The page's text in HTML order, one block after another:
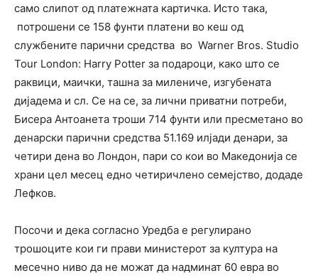
само слипот од платежната картичка. Исто така,
потрошени се 158 фунти платени во кеш од
службените парични средства во Warner Bros. Studio
Tour London: Harry Potter за подароци, како што се
раквици, маички, ташна за милениче, изгубената
дијадема и сл. Се на се, за лични приватни потреби,
Бисера Антоанета троши 714 фунти или пресметано во
денарски парични средства 51.169 илјади денари, за
четири дена во Лондон, пари со кои во Македонија се
храни цел месец едно четиричлено семејство, додаде
Лефков.
Посочи и дека согласно Уредба е регулирано
трошоците кои ги прави министерот за култура на
месечно ниво да не можат да надминат 60 евра во